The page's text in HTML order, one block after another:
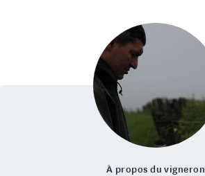
À propos du vigneron